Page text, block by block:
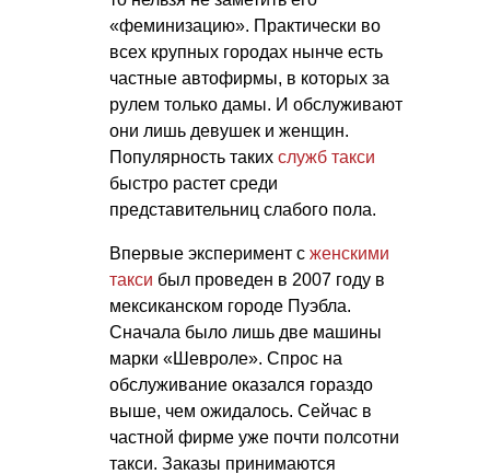
«феминизацию». Практически во
всех крупных городах нынче есть
частные автофирмы, в которых за
рулем только дамы. И обслуживают
они лишь девушек и женщин.
Популярность таких служб такси
быстро растет среди
представительниц слабого пола.
Впервые эксперимент с женскими
такси был проведен в 2007 году в
мексиканском городе Пуэбла.
Сначала было лишь две машины
марки «Шевроле». Спрос на
обслуживание оказался гораздо
выше, чем ожидалось. Сейчас в
частной фирме уже почти полсотни
такси. Заказы принимаются